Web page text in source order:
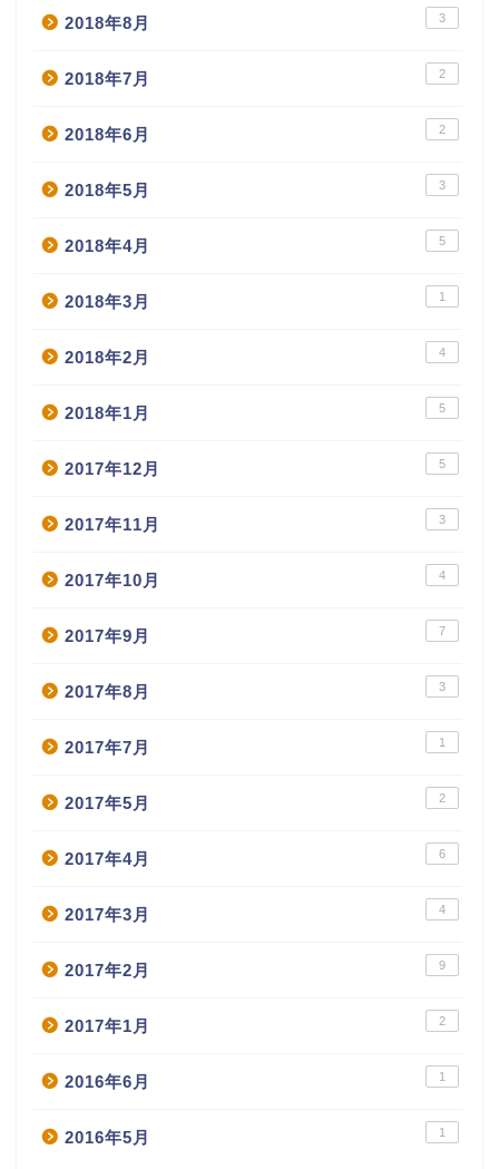
2018年8月 3
2018年7月 2
2018年6月 2
2018年5月 3
2018年4月 5
2018年3月 1
2018年2月 4
2018年1月 5
2017年12月 5
2017年11月 3
2017年10月 4
2017年9月 7
2017年8月 3
2017年7月 1
2017年5月 2
2017年4月 6
2017年3月 4
2017年2月 9
2017年1月 2
2016年6月 1
2016年5月 1